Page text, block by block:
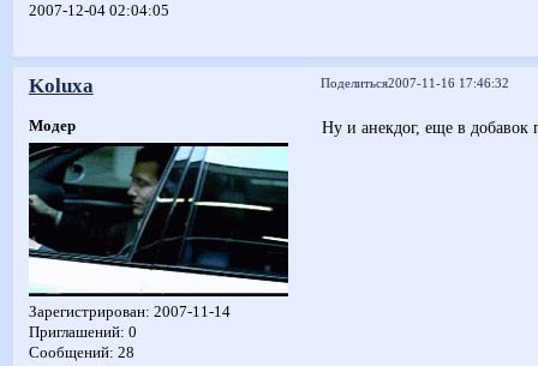
2007-12-04 02:04:05
Поделиться2007-11-16 17:46:32
Koluxa
Модер
Зарегистрирован: 2007-11-14
Приглашений: 0
Сообщений: 28
Ну и анекдог, еще в